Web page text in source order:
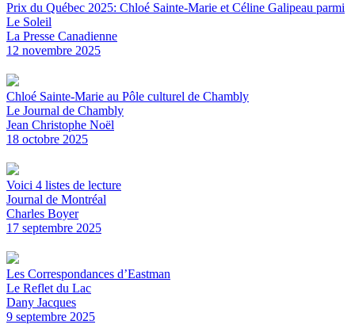
Prix du Québec 2025: Chloé Sainte-Marie et Céline Galipeau parmi
Le Soleil
La Presse Canadienne
12 novembre 2025
Chloé Sainte-Marie au Pôle culturel de Chambly
Le Journal de Chambly
Jean Christophe Noël
18 octobre 2025
Voici 4 listes de lecture
Journal de Montréal
Charles Boyer
17 septembre 2025
Les Correspondances d’Eastman
Le Reflet du Lac
Dany Jacques
9 septembre 2025